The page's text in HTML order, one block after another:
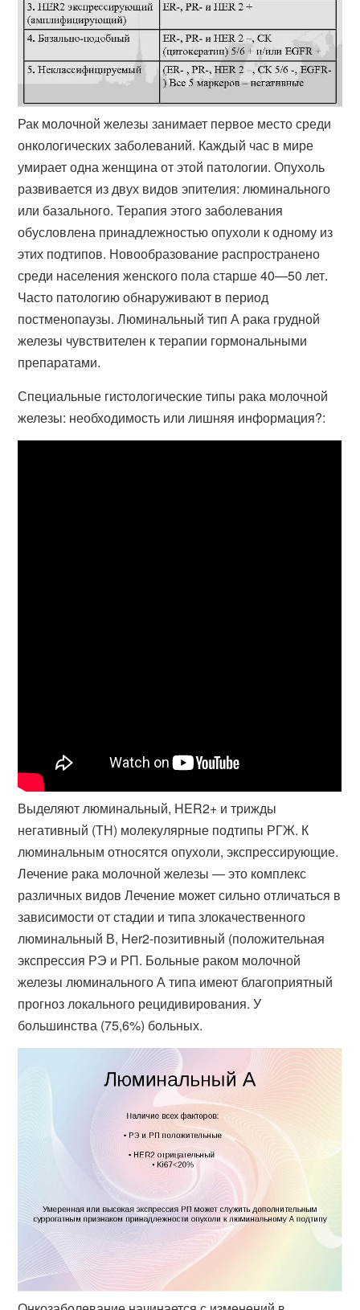
Рак молочной железы занимает первое место среди
онкологических заболеваний. Каждый час в мире
умирает одна женщина от этой патологии. Опухоль
развивается из двух видов эпителия: люминального
или базального. Терапия этого заболевания
обусловлена принадлежностью опухоли к одному из
этих подтипов. Новообразование распространено
среди населения женского пола старше 40—50 лет.
Часто патологию обнаруживают в период
постменопаузы. Люминальный тип А рака грудной
железы чувствителен к терапии гормональными
препаратами.
Специальные гистологические типы рака молочной
железы: необходимость или лишняя информация?:
Выделяют люминальный, HER2+ и трижды
негативный (ТН) молекулярные подтипы РГЖ. К
люминальным относятся опухоли, экспрессирующие.
Лечение рака молочной железы — это комплекс
различных видов Лечение может сильно отличаться в
зависимости от стадии и типа злокачественного
люминальный В, Her2-позитивный (положительная
экспрессия РЭ и РП. Больные раком молочной
железы люминального А типа имеют благоприятный
прогноз локального рецидивирования. У
большинства (75,6​%) больных.